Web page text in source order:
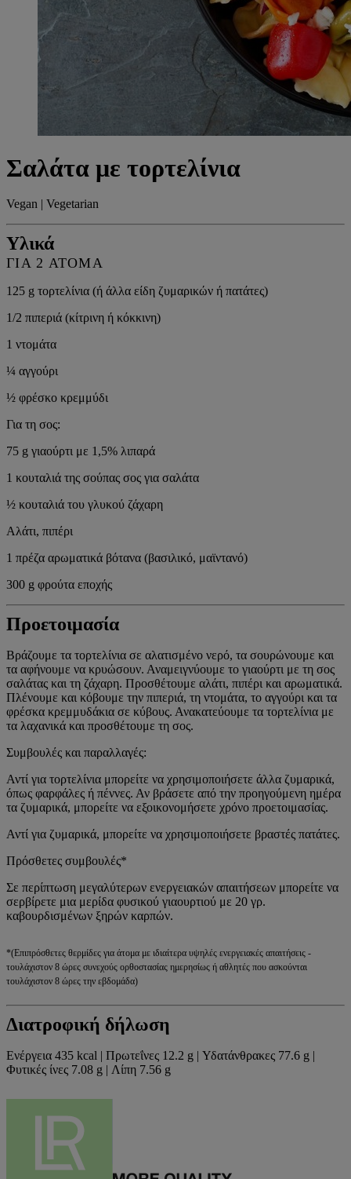
Σαλάτα με τορτελίνια
Vegan | Vegetarian
Υλικά
ΓΙΑ 2 ΑΤΟΜΑ
125 g τορτελίνια (ή άλλα είδη ζυμαρικών ή πατάτες)
1/2 πιπεριά (κίτρινη ή κόκκινη)
1 ντομάτα
¼ αγγούρι
½ φρέσκο κρεμμύδι
Για τη σος:
75 g γιαούρτι με 1,5% λιπαρά
1 κουταλιά της σούπας σος για σαλάτα
½ κουταλιά του γλυκού ζάχαρη
Αλάτι, πιπέρι
1 πρέζα αρωματικά βότανα (βασιλικό, μαϊντανό)
300 g φρούτα εποχής
Προετοιμασία
Βράζουμε τα τορτελίνια σε αλατισμένο νερό, τα σουρώνουμε και
τα αφήνουμε να κρυώσουν. Αναμειγνύουμε το γιαούρτι με τη σος
σαλάτας και τη ζάχαρη. Προσθέτουμε αλάτι, πιπέρι και αρωματικά.
Πλένουμε και κόβουμε την πιπεριά, τη ντομάτα, το αγγούρι και τα
φρέσκα κρεμμυδάκια σε κύβους. Ανακατεύουμε τα τορτελίνια με
τα λαχανικά και προσθέτουμε τη σος.
Συμβουλές και παραλλαγές:
Αντί για τορτελίνια μπορείτε να χρησιμοποιήσετε άλλα ζυμαρικά,
όπως φαρφάλες ή πέννες. Αν βράσετε από την προηγούμενη ημέρα
τα ζυμαρικά, μπορείτε να εξοικονομήσετε χρόνο προετοιμασίας.
Αντί για ζυμαρικά, μπορείτε να χρησιμοποιήσετε βραστές πατάτες.
Πρόσθετες συμβουλές*
Σε περίπτωση μεγαλύτερων ενεργειακών απαιτήσεων μπορείτε να
σερβίρετε μια μερίδα φυσικού γιαουρτιού με 20 γρ.
καβουρδισμένων ξηρών καρπών.
*(Επιπρόσθετες θερμίδες για άτομα με ιδιαίτερα υψηλές ενεργειακές απαιτήσεις -
τουλάχιστον 8 ώρες συνεχούς ορθοστασίας ημερησίως ή αθλητές που ασκούνται
τουλάχιστον 8 ώρες την εβδομάδα)
Διατροφική δήλωση
Ενέργεια 435 kcal | Πρωτεΐνες 12.2 g | Υδατάνθρακες 77.6 g |
Φυτικές ίνες 7.08 g | Λίπη 7.56 g